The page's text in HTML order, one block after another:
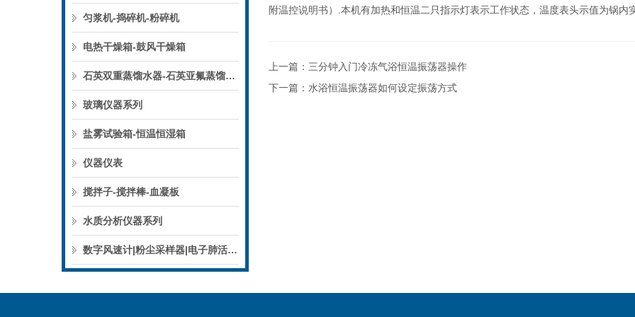
匀浆机-捣碎机-粉碎机
电热干燥箱-鼓风干燥箱
石英双重蒸馏水器-石英亚氟蒸馏水器
玻璃仪器系列
盐雾试验箱-恒温恒湿箱
仪器仪表
搅拌子-搅拌棒-血凝板
水质分析仪器系列
数字风速计|粉尘采样器|电子肺活量计
附温控说明书）.本机有加热和恒温二只指示灯表示工作状态，温度表头示值为锅内
上一篇： 三分钟入门冷冻气浴恒温振荡器操作
下一篇： 水浴恒温振荡器如何设定振荡方式